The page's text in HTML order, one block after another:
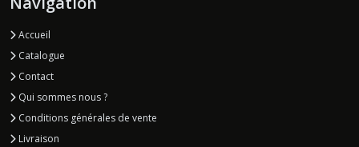
Accueil
Catalogue
Contact
Qui sommes nous ?
Conditions générales de vente
Livraison